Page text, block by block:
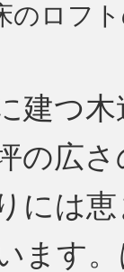
のロフ
建つ木
の広
には
ます